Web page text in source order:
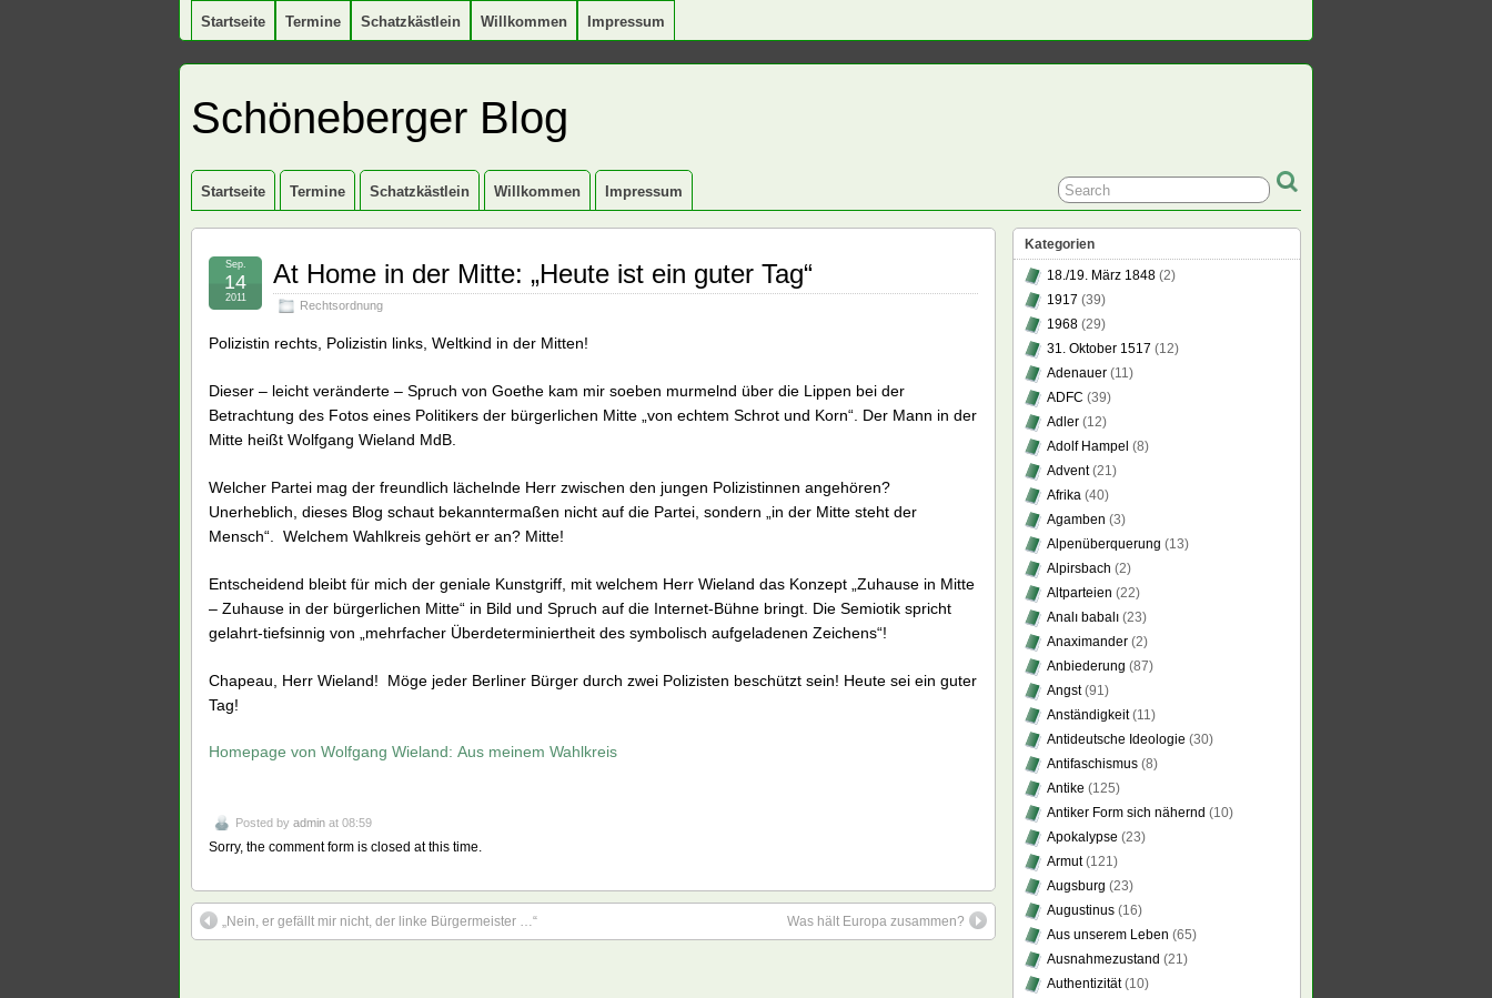
Startseite Termine Schatzkästlein Willkommen Impressum
Schöneberger Blog
Startseite Termine Schatzkästlein Willkommen Impressum
At Home in der Mitte: „Heute ist ein guter Tag“
Rechtsordnung
Sep.
14
2011
Polizistin rechts, Polizistin links, Weltkind in der Mitten!
Dieser – leicht veränderte – Spruch von Goethe kam mir soeben murmelnd über die Lippen bei der
Betrachtung des Fotos eines Politikers der bürgerlichen Mitte „von echtem Schrot und Korn“. Der Mann in der
Mitte heißt Wolfgang Wieland MdB.
Welcher Partei mag der freundlich lächelnde Herr zwischen den jungen Polizistinnen angehören?
Unerheblich, dieses Blog schaut bekanntermaßen nicht auf die Partei, sondern „in der Mitte steht der
Mensch“. Welchem Wahlkreis gehört er an? Mitte!
Entscheidend bleibt für mich der geniale Kunstgriff, mit welchem Herr Wieland das Konzept „Zuhause in Mitte
– Zuhause in der bürgerlichen Mitte“ in Bild und Spruch auf die Internet-Bühne bringt. Die Semiotik spricht
gelahrt-tiefsinnig von „mehrfacher Überdeterminiertheit des symbolisch aufgeladenen Zeichens“!
Chapeau, Herr Wieland! Möge jeder Berliner Bürger durch zwei Polizisten beschützt sein! Heute sei ein guter
Tag!
Homepage von Wolfgang Wieland: Aus meinem Wahlkreis
Posted by admin at 08:59
Sorry, the comment form is closed at this time.
„Nein, er gefällt mir nicht, der linke Bürgermeister …“ Was hält Europa zusammen?
Kategorien
18./19. März 1848 (2)
1917 (39)
1968 (29)
31. Oktober 1517 (12)
Adenauer (11)
ADFC (39)
Adler (12)
Adolf Hampel (8)
Advent(21)
Afrika (40)
Agamben (3)
Alpenüberquerung (13)
Alpirsbach (2)
Altparteien (22)
Analı babalı (23)
Anaximander (2)
Anbiederung (87)
Angst(91)
Anständigkeit(11)
Antideutsche Ideologie (30)
Antifaschismus (8)
Antike (125)
Antiker Form sich nähernd (10)
Apokalypse (23)
Armut(121)
Augsburg (23)
Augustinus (16)
Aus unserem Leben (65)
Ausnahmezustand (21)
Authentizität(10)